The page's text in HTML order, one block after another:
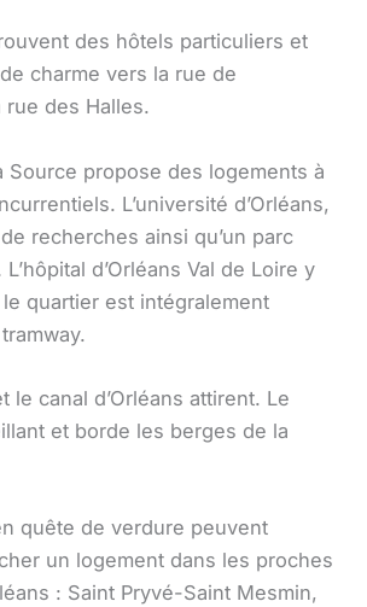
des hôtels particuliers et
charme vers la rue de
des Halles.
Source propose des logements à
L’université d’Orléans,
recherches ainsi qu’un parc
d’Orléans Val de Loire y
quartier est intégralement
le canal d’Orléans attirent. Le
et borde les berges de la
quête de verdure peuvent
un logement dans les proches
: Saint Pryvé-Saint Mesmin,